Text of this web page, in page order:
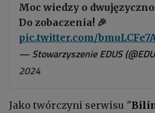
Moc wiedzy o
Do zobaczenia! 🎉
pic.twitter.com/
— Stowarzyszenie EDUS
2024
Jako twórczyni serwisu "